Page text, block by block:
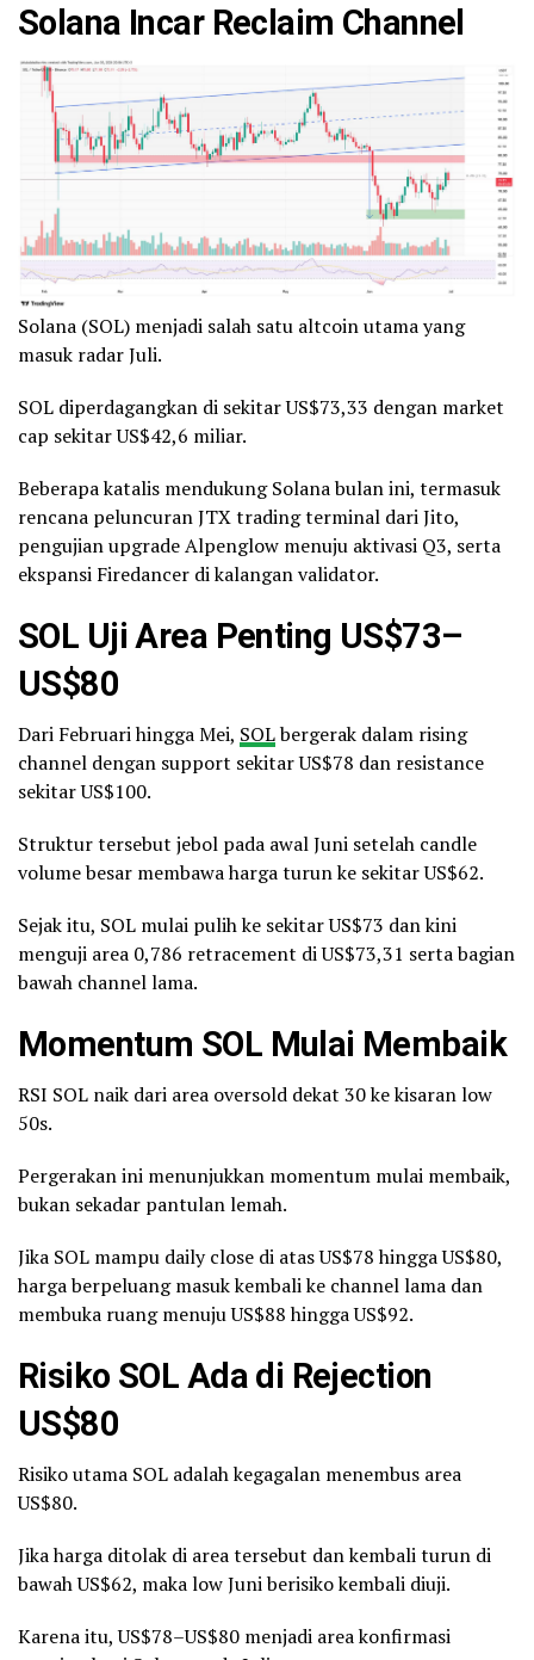
Solana Incar Reclaim Channel
Solana (SOL) menjadi salah satu altcoin utama yang
masuk radar Juli.
SOL diperdagangkan di sekitar US$73,33 dengan market
cap sekitar US$42,6 miliar.
Beberapa katalis mendukung Solana bulan ini, termasuk
rencana peluncuran JTX trading terminal dari Jito,
pengujian upgrade Alpenglow menuju aktivasi Q3, serta
ekspansi Firedancer di kalangan validator.
SOL Uji Area Penting US$73–
US$80
Dari Februari hingga Mei, SOLbergerak dalam rising
channel dengan support sekitar US$78 dan resistance
sekitar US$100.
Struktur tersebut jebol pada awal Juni setelah candle
volume besar membawa harga turun ke sekitar US$62.
Sejak itu, SOL mulai pulih ke sekitar US$73 dan kini
menguji area 0,786 retracement di US$73,31 serta bagian
bawah channel lama.
Momentum SOL Mulai Membaik
RSI SOL naik dari area oversold dekat 30 ke kisaran low
50s.
Pergerakan ini menunjukkan momentum mulai membaik,
bukan sekadar pantulan lemah.
Jika SOL mampu daily close di atas US$78 hingga US$80,
harga berpeluang masuk kembali ke channel lama dan
membuka ruang menuju US$88 hingga US$92.
Risiko SOL Ada di Rejection
US$80
Risiko utama SOL adalah kegagalan menembus area
US$80.
Jika harga ditolak di area tersebut dan kembali turun di
bawah US$62, maka low Juni berisiko kembali diuji.
Karena itu, US$78–US$80 menjadi area konfirmasi